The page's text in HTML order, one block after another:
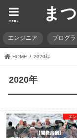
ま
menu
エンジニア プログ
HOME 2020年
2020年
エ